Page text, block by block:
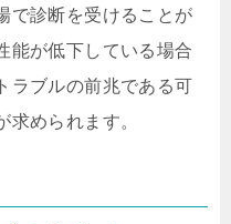
で診断を受けることが
能が低下している場合
ラブルの前兆である可
められます。